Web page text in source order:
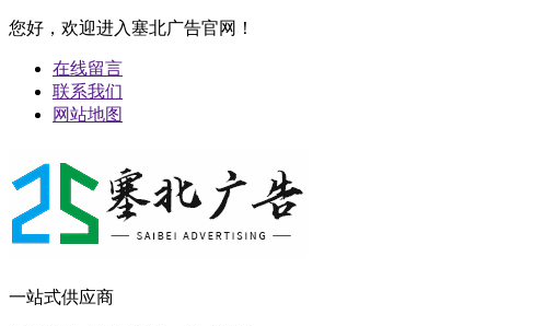
您好，欢迎进入塞北广告官网！
在线留言
联系我们
网站地图
一站式供应商